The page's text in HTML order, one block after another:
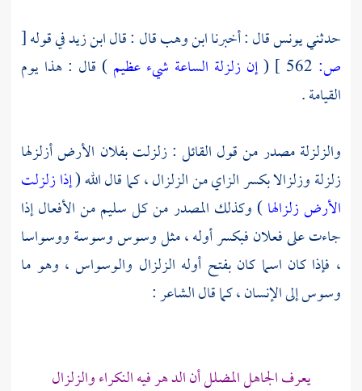
حدثنييونسقال : أخبرناابن وهبقال : قالابن زيدفي قوله[
ص:
(إن زلزلة الساعة شيء عظيم ) قال : هذا يوم
القيامة .
والزلزلة مصدر من قول القائل : زلزلت بفلان الأرض أزلزلها
زلزلة وزلزالا بكسر الزاي من الزلزال ، كما قال الله (إذا زلزلت
الأرض زلزالها) وكذلك المصدر من كل سليم من الأفعال إذا
جاءت على فعلان فبكسر أوله ، مثل وسوس وسوسة ووسواسا
، فإذا كان اسما كان بفتح أوله الزلزال والوسواس ، وهو ما
وسوس إلى الإنسان ، كما قال الشاعر :
يعرف الجاهل المضلل أن الد هر فيه النكراء والزلزال